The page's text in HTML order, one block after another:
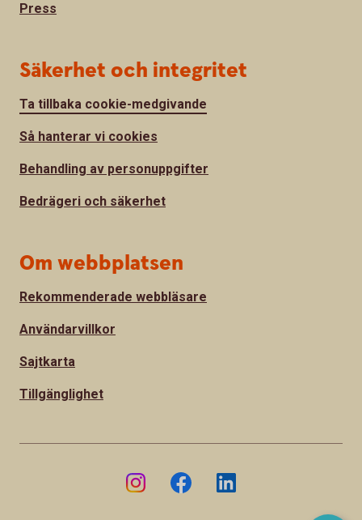
Press
Säkerhet och integritet
Ta tillbaka cookie-medgivande
Så hanterar vi cookies
Behandling av personuppgifter
Bedrägeri och säkerhet
Om webbplatsen
Rekommenderade webbläsare
Användarvillkor
Sajtkarta
Tillgänglighet